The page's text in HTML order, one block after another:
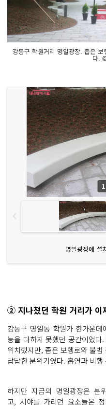
강동구 학원거리 명일광장. 좁은
다.
명일광장에 설
1
② 지나쳤던 학원 거리가 이
강동구 명일동 학원가 한가운데
능을 다하지 못했던 공간이었다
위치했지만, 좁은 보행로와 불
답답한 분위기였다. 흡연과 비
하지만 지금의 명일광장은 분
고, 시야를 가리던 요소들은